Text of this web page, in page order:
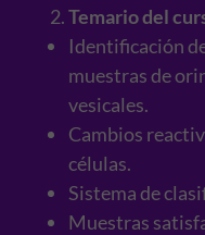
Temario del
Identificación
muestras de
vesicales.
Cambios
células.
Sistema de
Muestras